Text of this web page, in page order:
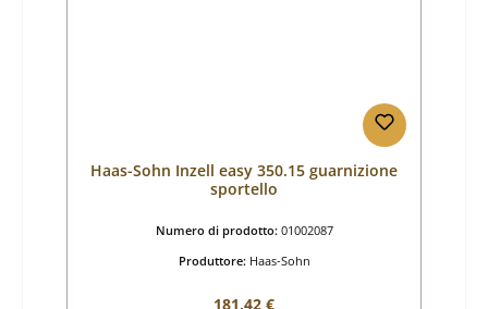
Haas-Sohn Inzell easy 350.15 guarnizione
sportello
Numero di prodotto: 01002087
Produttore: Haas-Sohn
Prezzo normale:
181,42 €